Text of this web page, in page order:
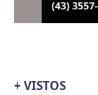
+ VISTOS